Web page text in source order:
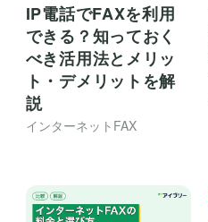
IP電話でFAXを利用
できる？知っておく
べき活用法とメリッ
ト・デメリットを解
説
インターネットFAX